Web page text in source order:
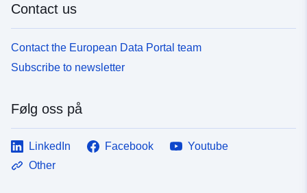
Contact us
Contact the European Data Portal team
Subscribe to newsletter
Følg oss på
LinkedIn Facebook
Youtube
Other